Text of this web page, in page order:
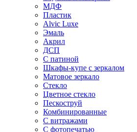
МДФ
Пластик
Alvic Luxe
Эмаль
Акрил
ДСП
С патиной
Шкафы-купе с зеркалом
Матовое зеркало
Стекло
Цветное стекло
Пескоструй
Комбинированные
С витражами
С фотопечатью